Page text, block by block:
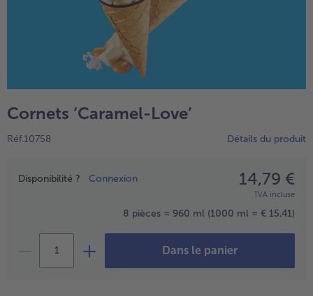
Cornets ‘Caramel-Love’
Réf.10758 Détails du produit
Prix
Disponibilité ? Connexion 14,79 €
TVA incluse
8 pièces = 960 ml (1000 ml = € 15,41)
Dans le panier